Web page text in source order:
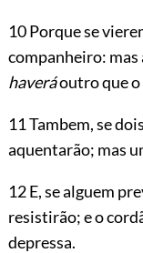
10 Porque se
companheiro: mas
haveráoutro que o
11 Tambem, se
aquentarão; mas
12 E, se alguem
resistirão; e o
depressa.